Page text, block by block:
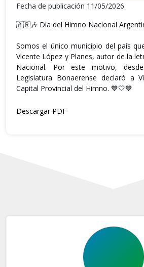
Fecha de publicación 11/05/2026
🇦🇷🎶 Día del Himno Nacional
Somos el único municipio del país
Vicente López y Planes, autor de la
Nacional. Por este motivo,
Legislatura Bonaerense declaró a
Capital Provincial del Himno. 💙🤍💙
Descargar PDF